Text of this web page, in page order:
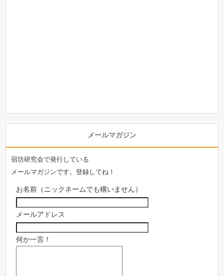
メールマガジン
宿坊研究会で発行している
メールマガジンです。登録してね！
お名前（ニックネームでも構いません）
メールアドレス
何か一言！